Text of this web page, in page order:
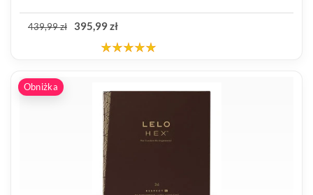
439,99 zł 395,99 zł
Obniżka